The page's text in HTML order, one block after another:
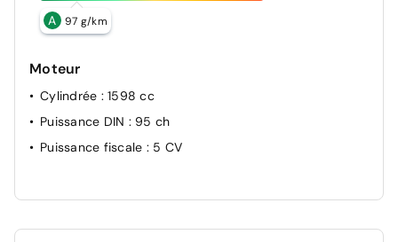
A 97 g/km
Moteur
Cylindrée : 1598 cc
Puissance DIN : 95 ch
Puissance fiscale : 5 CV